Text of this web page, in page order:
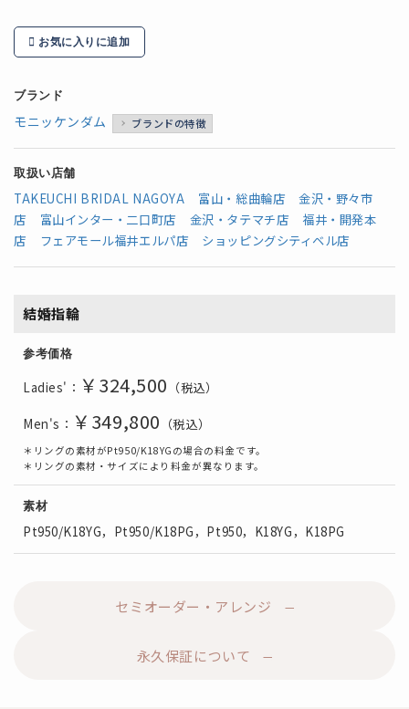
お気に入りに追加
ブランド
モニッケンダム ブランドの特徴
取扱い店舗
TAKEUCHI BRIDAL NAGOYA 富山・総曲輪店
金沢・野々市
店
富山インター・二口町店 金沢・タテマチ店
福井・開発本
店
フェアモール福井エルパ店 ショッピングシティベル店
結婚指輪
参考価格
Ladies'： ￥324,500 （税込）
Men's： ￥349,800 （税込）
＊リングの素材がPt950/K18YGの場合の料金です。
＊リングの素材・サイズにより料金が異なります。
素材
Pt950/K18YG，Pt950/K18PG，Pt950，K18YG，K18PG
セミオーダー・アレンジ
永久保証について